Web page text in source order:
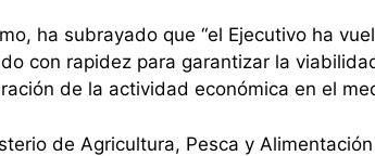
ha subrayado que “el Ejecutivo ha
con rapidez para garantizar la
de la actividad económica en el
de Agricultura, Pesca y